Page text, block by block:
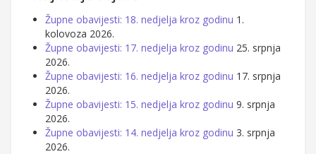
Župne obavijesti: 18. nedjelja kroz godinu 1.
kolovoza 2026.
Župne obavijesti: 17. nedjelja kroz godinu 25. srpnja
2026.
Župne obavijesti: 16. nedjelja kroz godinu 17. srpnja
2026.
Župne obavijesti: 15. nedjelja kroz godinu 9. srpnja
2026.
Župne obavijesti: 14. nedjelja kroz godinu 3. srpnja
2026.